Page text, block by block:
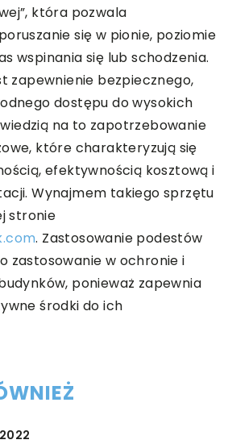
która pozwala
się w pionie, poziomie
wspinania się lub schodzenia.
zapewnienie bezpiecznego,
dostępu do wysokich
na to zapotrzebowanie
które charakteryzują się
efektywnością kosztową i
Wynajmem takiego sprzętu
stronie
. Zastosowanie podestów
zastosowanie w ochronie i
ponieważ zapewnia
środki do ich